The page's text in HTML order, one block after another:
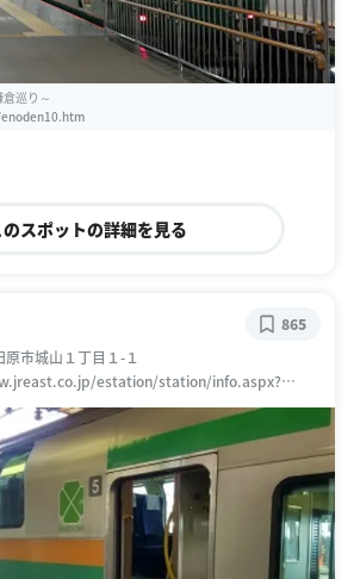
倉巡り～
のスポットの詳細を見る
市城山１丁目１-１
estation/station/info.aspx?
865